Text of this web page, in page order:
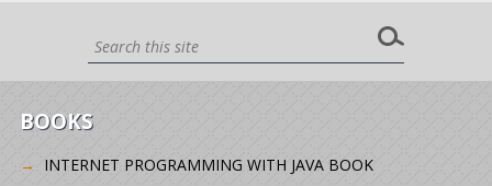
BOOKS
INTERNET PROGRAMMING WITH JAVA BOOK